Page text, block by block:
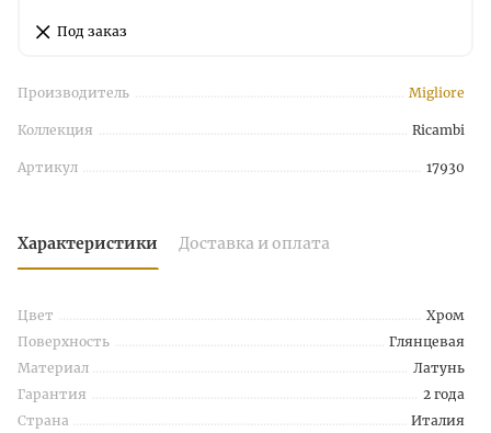
Под заказ
Производитель Migliore
Коллекция Ricambi
Артикул 17930
Характеристики Доставка и оплата
Цвет
Хром
Поверхность
Глянцевая
Материал
Латунь
Гарантия
2 года
Страна
Италия